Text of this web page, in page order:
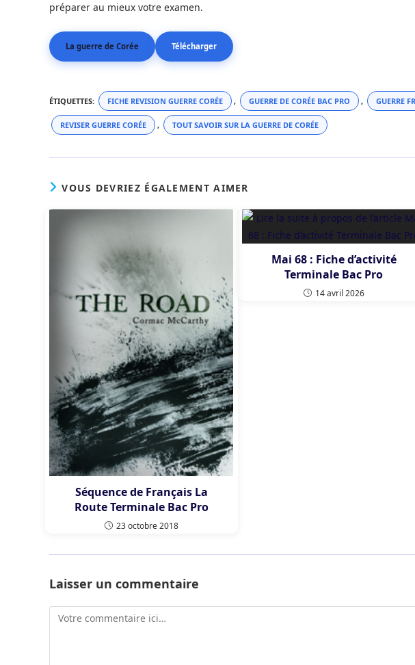
préparer au mieux votre examen.
La guerre de Corée Télécharger
ÉTIQUETTES: FICHE REVISION GUERRE CORÉE , GUERRE DE CORÉE BAC PRO , GUERRE
REVISER GUERRE CORÉE , TOUT SAVOIR SUR LA GUERRE DE CORÉE
VOUS DEVRIEZ ÉGALEMENT AIMER
Séquence de Français La
Route Terminale Bac Pro
23 octobre 2018
Mai 68 : Fiche d’activité
Terminale Bac Pro
14 avril 2026
Laisser un commentaire
Comment